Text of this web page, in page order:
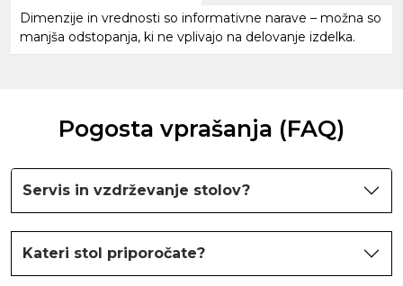
Dimenzije in vrednosti so informativne narave – možna so
manjša odstopanja, ki ne vplivajo na delovanje izdelka.
Pogosta vprašanja (FAQ)
Servis in vzdrževanje stolov?
Kateri stol priporočate?